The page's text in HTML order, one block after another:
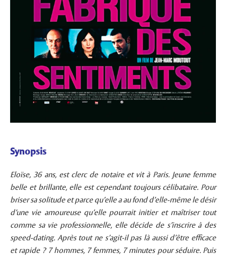
Synopsis
Eloïse, 36 ans, est clerc de notaire et vit à Paris. Jeune femme
belle et brillante, elle est cependant toujours célibataire. Pour
briser sa solitude et parce qu’elle a au fond d’elle-même le désir
d’une vie amoureuse qu’elle pourrait initier et maîtriser tout
comme sa vie professionnelle, elle décide de s’inscrire à des
speed-dating. Après tout ne s’agit-il pas là aussi d’être efficace
et rapide ? 7 hommes, 7 femmes, 7 minutes pour séduire. Puis